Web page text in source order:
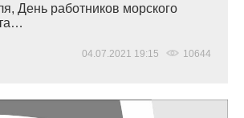
День работников морского
04.07.2021 19:15 10644